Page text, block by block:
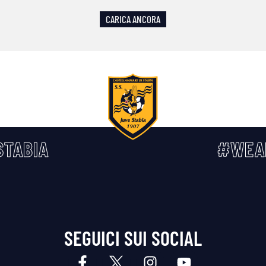
CARICA ANCORA
SEGUICI SUI SOCIAL